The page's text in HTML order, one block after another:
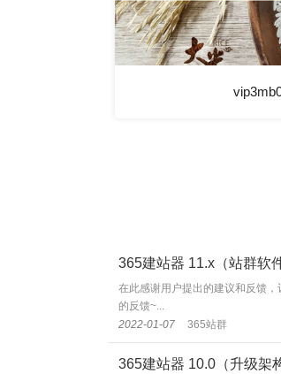
365建站器 11.x（站群软
在此感谢用户提出的建议和反馈
的反馈~...
2022-01-07
365站群
365建站器 10.0（升级架